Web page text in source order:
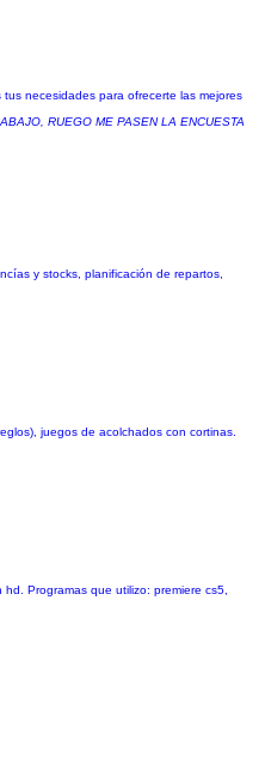
necesidades para ofrecerte las mejores
RUEGO ME PASEN LA ENCUESTA
y stocks, planificación de repartos,
juegos de acolchados con cortinas.
Programas que utilizo: premiere cs5,